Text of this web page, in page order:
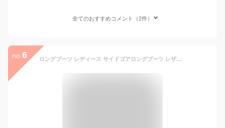
全てのおすすめコメント（2件）
no. 6 ロングブーツ レディース サイドゴアロングブーツ レザー ジョッキーブーツ 疲れない 冬 ミドルブーツ 防水 革 厚底 暖かい 歩きやすい 編み上げ ぺたんこ 春 ワイド スエード ストレッチ ショートブーツ ローヒール 防寒 レース 秋 大きいサイズ ムートンブーツ